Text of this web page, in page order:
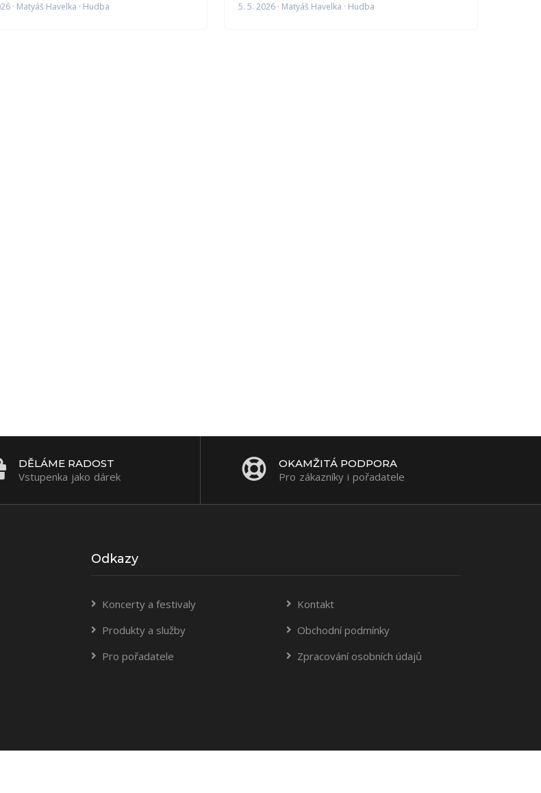
· Matyáš Havelka · Hudba 5. 5. 2026 · Matyáš Havelka · Hudba
DĚLÁME RADOST
Vstupenka jako dárek
OKAMŽITÁ PODPORA
Pro zákazníky i pořadatele
Odkazy
Koncerty a festivaly
Produkty a služby
Pro pořadatele
Kontakt
Obchodní podmínky
Zpracování osobních údajů